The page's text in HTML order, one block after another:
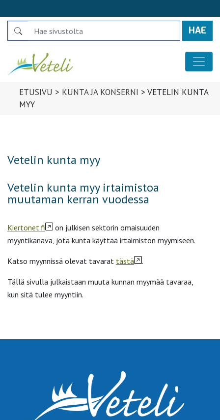
Search
ETUSIVU > KUNTA JA KONSERNI > VETELIN KUNTA
MYY
Vetelin kunta myy
Vetelin kunta myy irtaimistoa
muutaman kerran vuodessa
Kiertonet.fi
on julkisen sektorin omaisuuden
myyntikanava, jota kunta käyttää irtaimiston myymiseen.
Katso myynnissä olevat tavarat tästä .
Tällä sivulla julkaistaan muuta kunnan myymää tavaraa,
kun sitä tulee myyntiin.